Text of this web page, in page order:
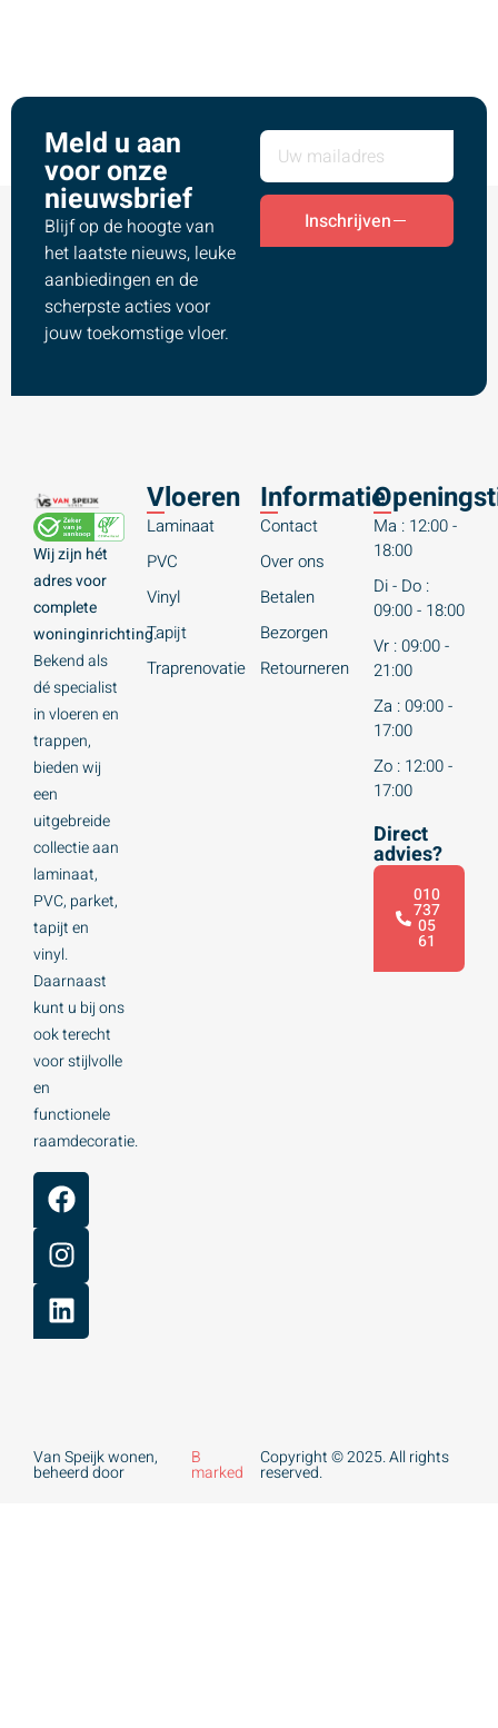
Meld u aan
voor onze
nieuwsbrief
Blijf op de hoogte van
het laatste nieuws, leuke
aanbiedingen en de
scherpste acties voor
jouw toekomstige vloer.
Inschrijven
Wij zijn hét
adres voor
complete
woninginrichting.
Bekend als
dé specialist
in vloeren en
trappen,
bieden wij
een
uitgebreide
collectie aan
laminaat,
PVC, parket,
tapijt en
vinyl.
Daarnaast
kunt u bij ons
ook terecht
voor stijlvolle
en
functionele
raamdecoratie.
Vloeren
Laminaat
PVC
Vinyl
Tapijt
Traprenovatie
Informatie
Contact
Over ons
Betalen
Bezorgen
Retourneren
Ma : 12:00 -
18:00
Di - Do :
09:00 - 18:00
Vr : 09:00 -
21:00
Za : 09:00 -
17:00
Zo : 12:00 -
17:00
Direct
advies?
010
737
05
61
Van Speijk wonen,
beheerd door
B
marked
Copyright © 2025. All rights
reserved.